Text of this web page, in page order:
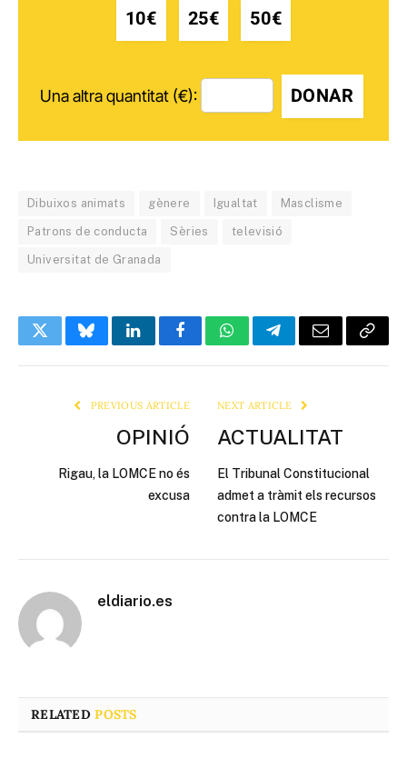
10€ 25€ 50€
Una altra quantitat (€): DONAR
Dibuixos animats gènere Igualtat Masclisme
Patrons de conducta Sèries televisió
Universitat de Granada
TwitterBlueskyLinkedInFacebookWhatsAppTelegramEmail Copy
PREVIOUS ARTICLE
OPINIÓ
Rigau, la LOMCE no és
excusa
NEXT ARTICLE
ACTUALITAT
El Tribunal Constitucional
admet a tràmit els recursos
contra la LOMCE
eldiario.es
RELATEDPOSTS